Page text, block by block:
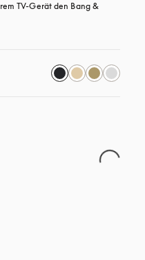
TV-Gerät den Bang &